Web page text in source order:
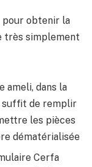
pour obtenir la
très simplement
ameli, dans la
suffit de remplir
les pièces
dématérialisée
Cerfa